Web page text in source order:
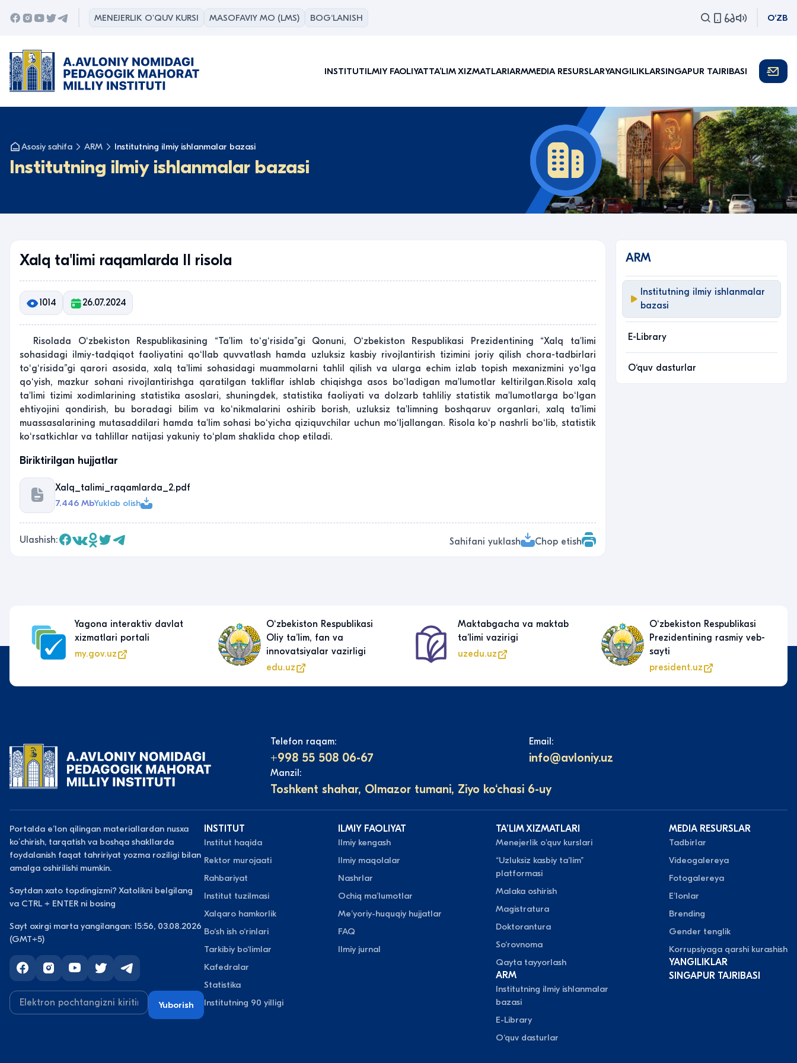
MENEJERLIK O'QUV KURSI MASOFAVIY MO (LMS) BOG‘LANISH O‘ZB
INSTITUTILMIY FAOLIYATTAʼLIM XIZMATLARIARMMEDIA RESURSLARYANGILIKLARSINGAPUR TAJRIBASI
Asosiy sahifa ARM Institutning ilmiy ishlanmalar bazasi
Institutning ilmiy ishlanmalar bazasi
Xalq ta'limi raqamlarda II risola
1014 26.07.2024
Risolada Oʻzbekiston Respublikasining “Ta'lim toʻgʻrisida”gi Qonuni, Oʻzbekiston Respublikasi Prezidentining “Xalq ta'limi
sohasidagi ilmiy-tadqiqot faoliyatini qoʻllab quvvatlash hamda uzluksiz kasbiy rivojlantirish tizimini joriy qilish chora-tadbirlari
toʻgʻrisida”gi qarori asosida, xalq ta'limi sohasidagi muammolarni tahlil qilish va ularga echim izlab topish mexanizmini yoʻlga
qoʻyish, mazkur sohani rivojlantirishga qaratilgan takliflar ishlab chiqishga asos boʻladigan ma'lumotlar keltirilgan.Risola xalq
ta'limi tizimi xodimlarining statistika asoslari, shuningdek, statistika faoliyati va dolzarb tahliliy statistik ma'lumotlarga boʻlgan
ehtiyojini qondirish, bu boradagi bilim va koʻnikmalarini oshirib borish, uzluksiz ta'limning boshqaruv organlari, xalq ta'limi
muassasalarining mutasaddilari hamda ta'lim sohasi boʻyicha qiziquvchilar uchun moʻljallangan. Risola koʻp nashrli boʻlib, statistik
koʻrsatkichlar va tahlillar natijasi yakuniy toʻplam shaklida chop etiladi.
Biriktirilgan hujjatlar
Xalq_talimi_raqamlarda_2.pdf
7.446 MbYuklab olish
Ulashish: Sahifani yuklash Chop etish
ARM
Institutning ilmiy ishlanmalar
bazasi
E-Library
O‘quv dasturlar
Yagona interaktiv davlat
xizmatlari portali
my.gov.uz
Oʻzbekiston Respublikasi
Oliy taʼlim, fan va
innovatsiyalar vazirligi
edu.uz
Maktabgacha va maktab
taʼlimi vazirigi
uzedu.uz
Oʻzbekiston Respublikasi
Prezidentining rasmiy veb-
sayti
president.uz
Telefon raqam:
+998 55 508 06-67
Email:
info@avloniy.uz
Manzil:
Toshkent shahar, Olmazor tumani, Ziyo ko‘chasi 6-uy
Portalda eʼlon qilingan materiallardan nusxa
koʻchirish, tarqatish va boshqa shakllarda
foydalanish faqat tahririyat yozma roziligi bilan
amalga oshirilishi mumkin.
Saytdan xato topdingizmi? Xatolikni belgilang
va CTRL + ENTER ni bosing
Sayt oxirgi marta yangilangan: 15:56, 03.08.2026
(GMT+5)
Yuborish
INSTITUT
Institut haqida
Rektor murojaati
Rahbariyat
Institut tuzilmasi
Xalqaro hamkorlik
Bo‘sh ish o‘rinlari
Tarkibiy bo‘limlar
Kafedralar
Statistika
Institutning 90 yilligi
ILMIY FAOLIYAT
Ilmiy kengash
Ilmiy maqolalar
Nashrlar
Ochiq maʼlumotlar
Meʼyoriy-huquqiy hujjatlar
FAQ
Ilmiy jurnal
TAʼLIM XIZMATLARI
Menejerlik o'quv kurslari
“Uzluksiz kasbiy taʼlim”
platformasi
Malaka oshirish
Magistratura
Doktorantura
So‘rovnoma
Qayta tayyorlash
ARM
Institutning ilmiy ishlanmalar
bazasi
E-Library
O‘quv dasturlar
MEDIA RESURSLAR
Tadbirlar
Videogalereya
Fotogalereya
Eʼlonlar
Brending
Gender tenglik
Korrupsiyaga qarshi kurashish
YANGILIKLAR
SINGAPUR TAJRIBASI